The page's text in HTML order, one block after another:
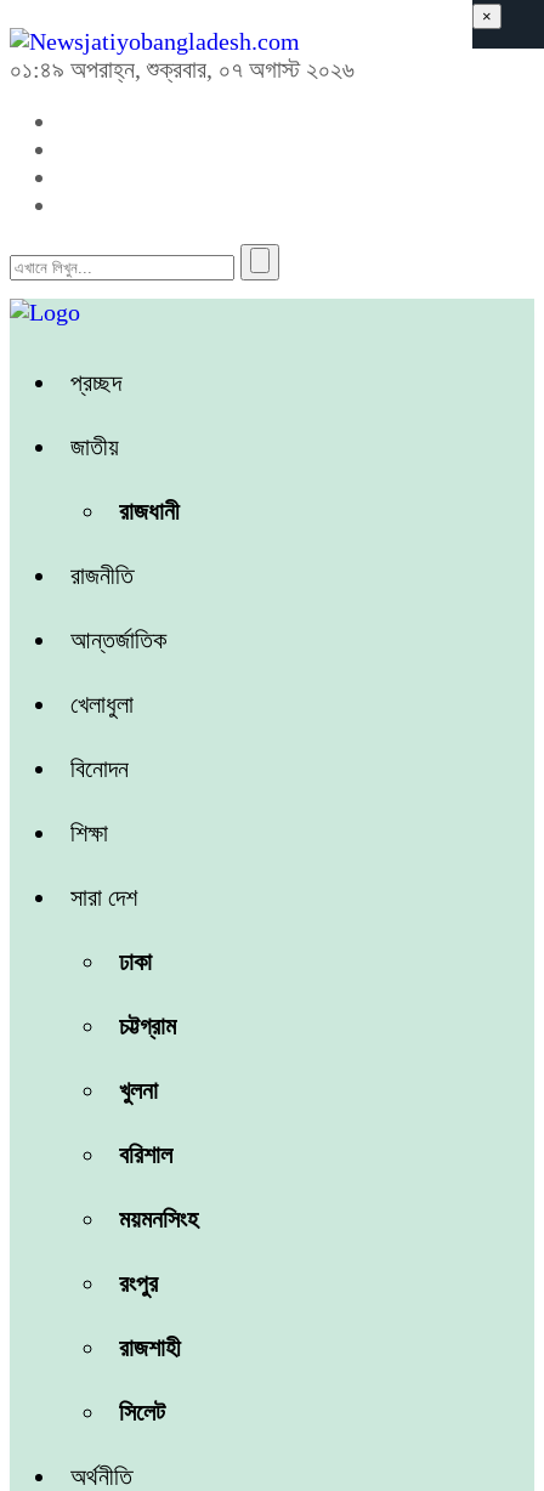
০১:৪৯ অপরাহ্ন, শুক্রবার, ০৭ অগাস্ট ২০২৬
প্রচ্ছদ
জাতীয়
রাজধানী
রাজনীতি
আন্তর্জাতিক
খেলাধুলা
বিনোদন
শিক্ষা
সারা দেশ
ঢাকা
চট্টগ্রাম
খুলনা
বরিশাল
ময়মনসিংহ
রংপুর
রাজশাহী
সিলেট
অর্থনীতি
×